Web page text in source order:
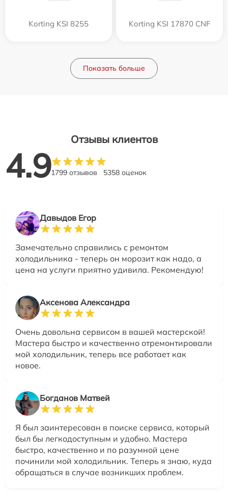
Korting KSI 8255 Korting KSI 17870 CNF
Показать больше
Отзывы клиентов
4.91799 отзывов 5358 оценок
Давыдов Егор
Замечательно справились с ремонтом
холодильника - теперь он морозит как надо, а
цена на услуги приятно удивила. Рекомендую!
Аксенова Александра
Очень довольна сервисом в вашей мастерской!
Мастера быстро и качественно отремонтировали
мой холодильник, теперь все работает как
новое.
Богданов Матвей
Я был заинтересован в поиске сервиса, который
был бы легкодоступным и удобно. Мастера
быстро, качественно и по разумной цене
починили мой холодильник. Теперь я знаю, куда
обращаться в случае возникших проблем.